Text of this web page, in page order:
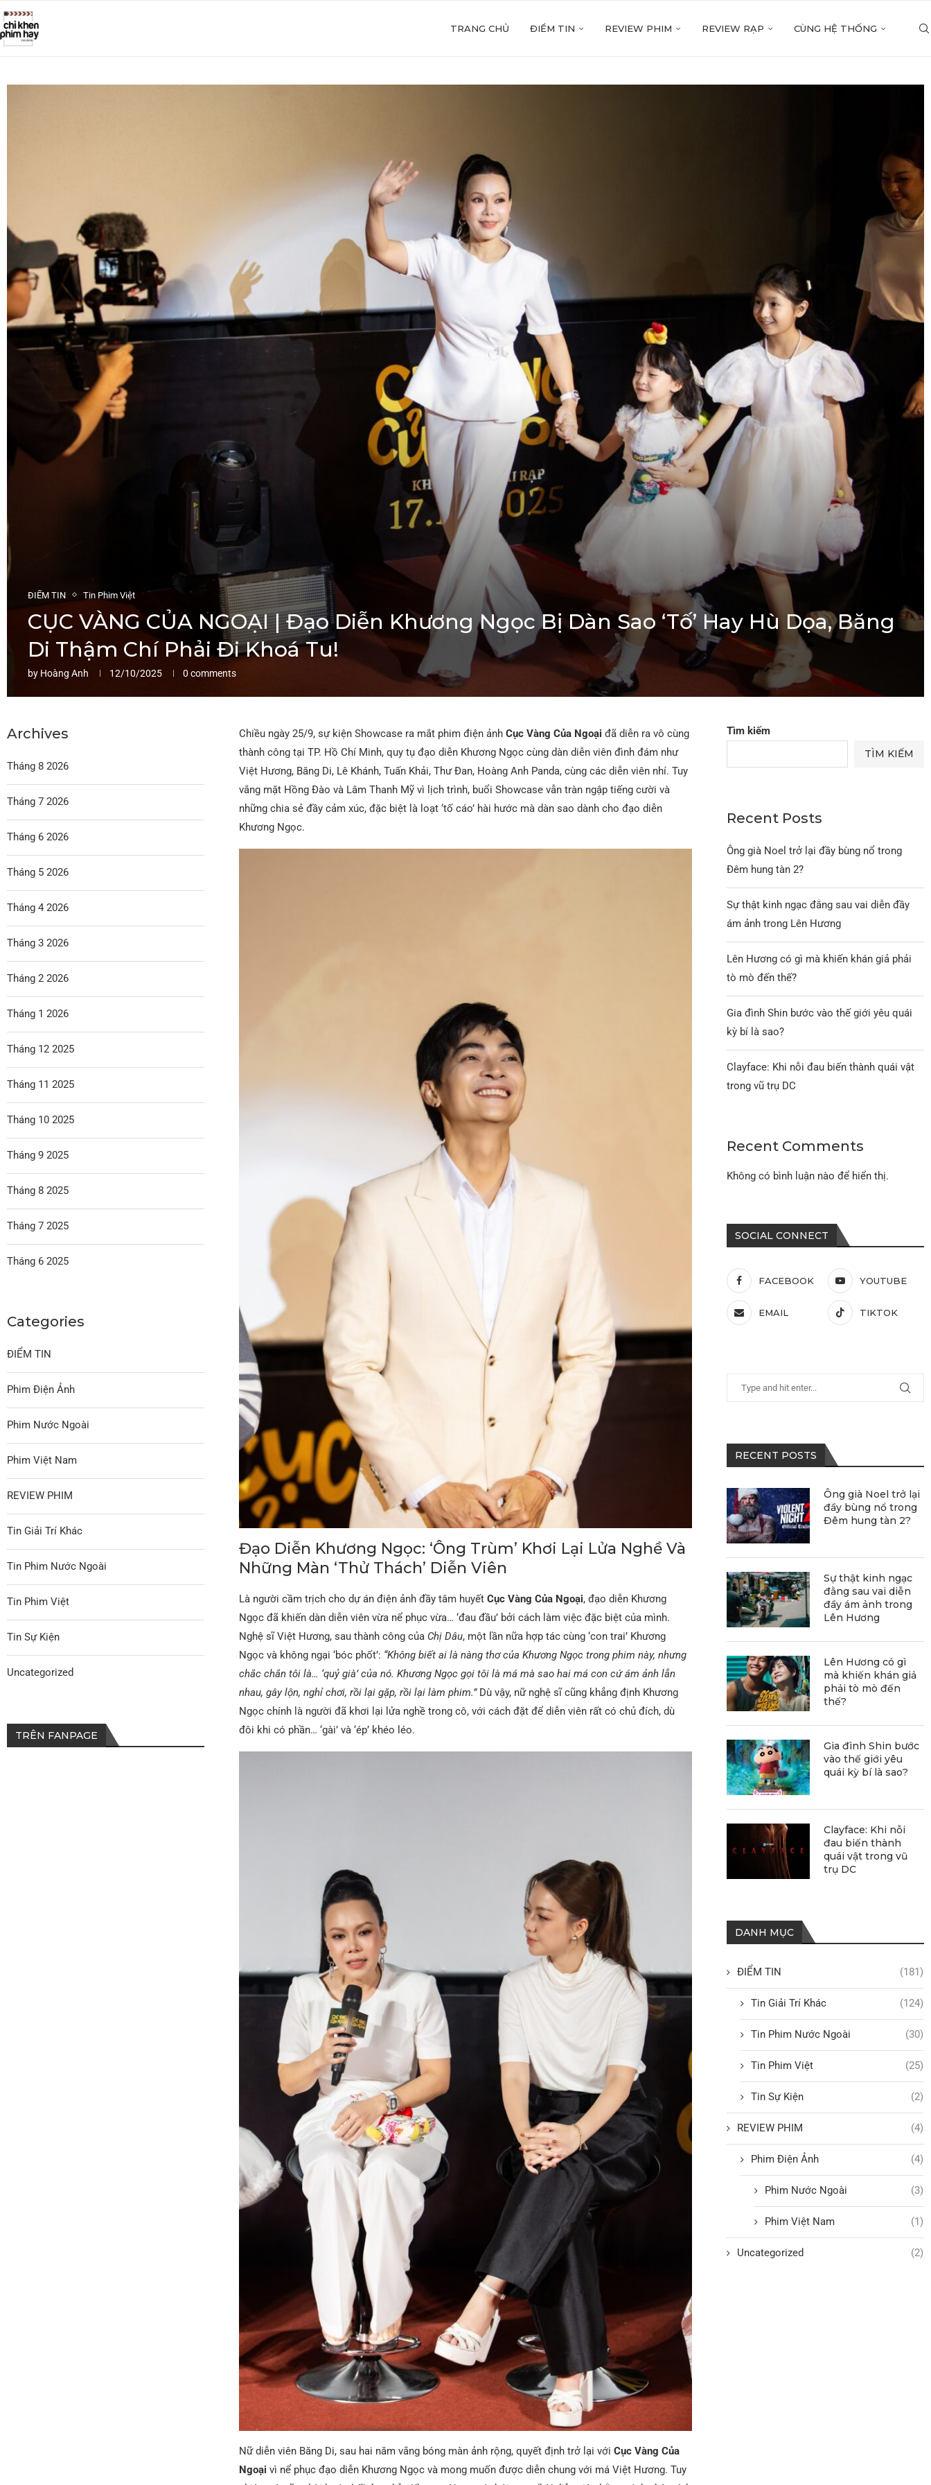
TRANG CHỦ ĐIỂM TIN REVIEW PHIM REVIEW RẠP CÙNG HỆ THỐNG
ĐIỂM TIN Tin Phim Việt
CỤC VÀNG CỦA NGOẠI | Đạo Diễn Khương Ngọc Bị Dàn Sao ‘Tố’ Hay Hù Dọa, Băng
Di Thậm Chí Phải Đi Khoá Tu!
by Hoàng Anh 12/10/2025 0 comments
Chiều ngày 25/9, sự kiện Showcase ra mắt phim điện ảnh Cục Vàng Của Ngoại đã diễn ra vô cùng
thành công tại TP. Hồ Chí Minh, quy tụ đạo diễn Khương Ngọc cùng dàn diễn viên đình đám như
Việt Hương, Băng Di, Lê Khánh, Tuấn Khải, Thư Đan, Hoàng Anh Panda, cùng các diễn viên nhí. Tuy
vắng mặt Hồng Đào và Lâm Thanh Mỹ vì lịch trình, buổi Showcase vẫn tràn ngập tiếng cười và
những chia sẻ đầy cảm xúc, đặc biệt là loạt ‘tố cáo’ hài hước mà dàn sao dành cho đạo diễn
Khương Ngọc.
Đạo Diễn Khương Ngọc: ‘Ông Trùm’ Khơi Lại Lửa Nghề Và
Những Màn ‘Thử Thách’ Diễn Viên
Là người cầm trịch cho dự án điện ảnh đầy tâm huyết Cục Vàng Của Ngoại, đạo diễn Khương
Ngọc đã khiến dàn diễn viên vừa nể phục vừa… ‘đau đầu’ bởi cách làm việc đặc biệt của mình.
Nghệ sĩ Việt Hương, sau thành công của Chị Dâu, một lần nữa hợp tác cùng ‘con trai’ Khương
Ngọc và không ngại ‘bóc phốt’: “Không biết ai là nàng thơ của Khương Ngọc trong phim này, nhưng
chắc chắn tôi là… ‘quỷ già’ của nó. Khương Ngọc gọi tôi là má mà sao hai má con cứ ám ảnh lẫn
nhau, gây lộn, nghỉ chơi, rồi lại gặp, rồi lại làm phim.”Dù vậy, nữ nghệ sĩ cũng khẳng định Khương
Ngọc chính là người đã khơi lại lửa nghề trong cô, với cách đặt để diễn viên rất có chủ đích, dù
đôi khi có phần… ‘gài’ và ‘ép’ khéo léo.
Nữ diễn viên Băng Di, sau hai năm vắng bóng màn ảnh rộng, quyết định trở lại với Cục Vàng Của
Ngoại vì nể phục đạo diễn Khương Ngọc và mong muốn được diễn chung với má Việt Hương. Tuy
Tìm kiếm
TÌM KIẾM
Recent Posts
Ông già Noel trở lại đầy bùng nổ trong
Đêm hung tàn 2?
Sự thật kinh ngạc đằng sau vai diễn đầy
ám ảnh trong Lên Hương
Lên Hương có gì mà khiến khán giả phải
tò mò đến thế?
Gia đình Shin bước vào thế giới yêu quái
kỳ bí là sao?
Clayface: Khi nỗi đau biến thành quái vật
trong vũ trụ DC
Recent Comments
Không có bình luận nào để hiển thị.
SOCIAL CONNECT
FACEBOOK YOUTUBE
EMAIL TIKTOK
RECENT POSTS
Ông già Noel trở lại
đầy bùng nổ trong
Đêm hung tàn 2?
Sự thật kinh ngạc
đằng sau vai diễn
đầy ám ảnh trong
Lên Hương
Lên Hương có gì
mà khiến khán giả
phải tò mò đến
thế?
Gia đình Shin bước
vào thế giới yêu
quái kỳ bí là sao?
Clayface: Khi nỗi
đau biến thành
quái vật trong vũ
trụ DC
DANH MỤC
ĐIỂM TIN (181)
Tin Giải Trí Khác (124)
Tin Phim Nước Ngoài (30)
Tin Phim Việt (25)
Tin Sự Kiện (2)
REVIEW PHIM (4)
Phim Điện Ảnh (4)
Phim Nước Ngoài (3)
Phim Việt Nam (1)
Uncategorized (2)
Archives
Tháng 8 2026
Tháng 7 2026
Tháng 6 2026
Tháng 5 2026
Tháng 4 2026
Tháng 3 2026
Tháng 2 2026
Tháng 1 2026
Tháng 12 2025
Tháng 11 2025
Tháng 10 2025
Tháng 9 2025
Tháng 8 2025
Tháng 7 2025
Tháng 6 2025
Categories
ĐIỂM TIN
Phim Điện Ảnh
Phim Nước Ngoài
Phim Việt Nam
REVIEW PHIM
Tin Giải Trí Khác
Tin Phim Nước Ngoài
Tin Phim Việt
Tin Sự Kiện
Uncategorized
TRÊN FANPAGE